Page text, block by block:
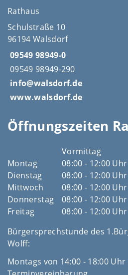
Rathaus
Schulstraße 10
96194 Walsdorf
09549 98949-0
09549 98949-290
info@walsdorf.de
www.walsdorf.de
Öffnungszeiten
Vormittag
Montag
08:00 - 12:00 Uhr
Dienstag
08:00 - 12:00 Uhr
Mittwoch
08:00 - 12:00 Uhr
Donnerstag
08:00 - 12:00 Uhr
Freitag
08:00 - 12:00 Uhr
Bürgersprechstunde des
Wolff:
Montags von 14:00 - 18:00